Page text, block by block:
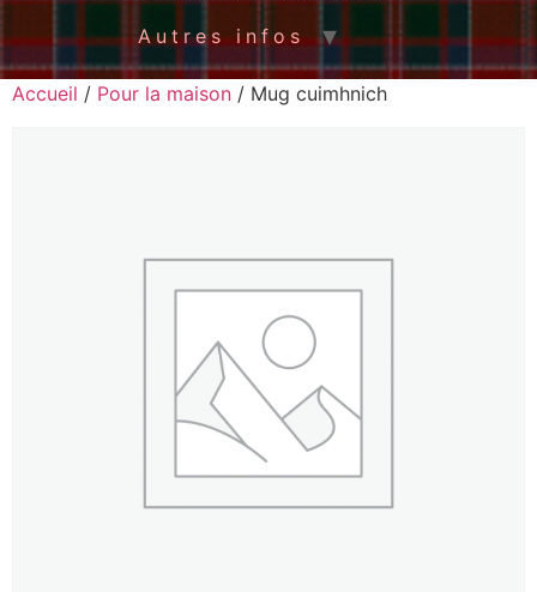
Autres infos
Accueil / Pour la maison / Mug cuimhnich